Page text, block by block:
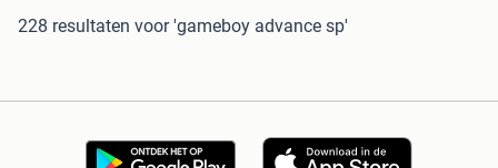
228 resultaten voor 'gameboy advance sp'